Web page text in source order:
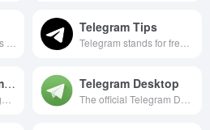
Telegram Tips
Telegram Usernames Telegram Desktop